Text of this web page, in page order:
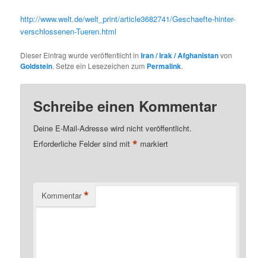
http://www.welt.de/welt_print/article3682741/Geschaefte-hinter-
verschlossenen-Tueren.html
Dieser Eintrag wurde veröffentlicht inIran / Irak / Afghanistanvon
Goldstein. Setze ein Lesezeichen zum Permalink.
Schreibe einen Kommentar
Deine E-Mail-Adresse wird nicht veröffentlicht.
Erforderliche Felder sind mit* markiert
Kommentar *